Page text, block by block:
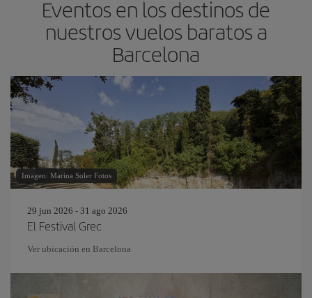
Eventos en los destinos de
nuestros vuelos baratos a
Barcelona
Imagen: Marina Soler Fotos
29 jun 2026 - 31 ago 2026
El Festival Grec
Ver ubicación en Barcelona